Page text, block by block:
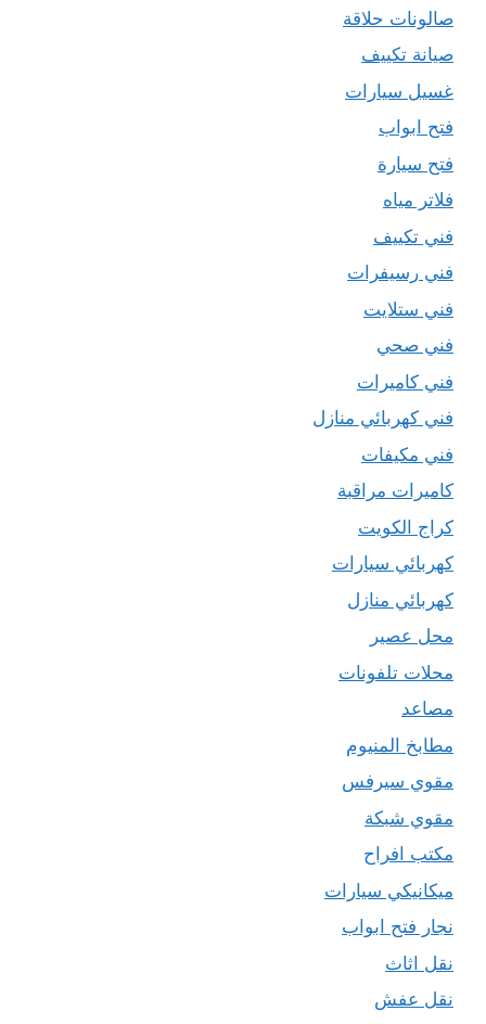
صالونات حلاقة
صيانة تكييف
غسيل سيارات
فتح ابواب
فتح سيارة
فلاتر مياه
فني تكييف
فني رسيفرات
فني ستلايت
فني صحي
فني كاميرات
فني كهربائي منازل
فني مكيفات
كاميرات مراقبة
كراج الكويت
كهربائي سيارات
كهربائي منازل
محل عصير
محلات تلفونات
مصاعد
مطابخ المنيوم
مقوي سيرفس
مقوي شبكة
مكتب افراح
ميكانيكي سيارات
نجار فتح ابواب
نقل اثاث
نقل عفش